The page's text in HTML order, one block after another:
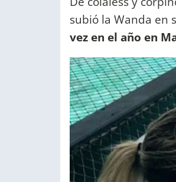
subió la Wanda en
vez en el año en